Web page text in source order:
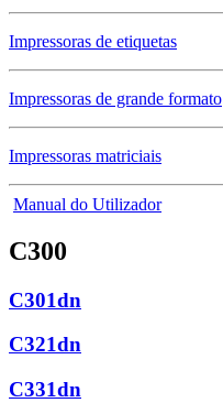
Impressoras de etiquetas
Impressoras de grande formato
Impressoras matriciais
Manual do Utilizador
C300
C301dn
C321dn
C331dn